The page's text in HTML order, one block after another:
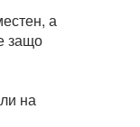
а
защо
на